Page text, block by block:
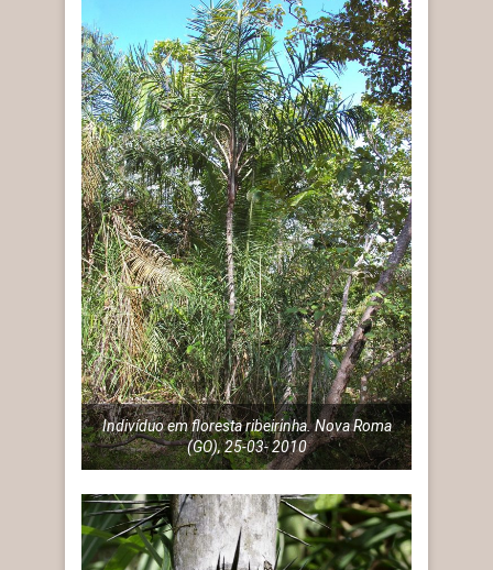
Indivíduo em floresta ribeirinha. Nova Roma
(GO), 25-03- 2010